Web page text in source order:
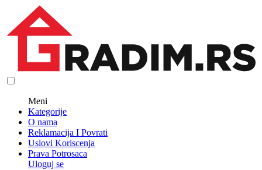
Meni
Kategorije
O nama
Reklamacija I Povrati
Uslovi Koriscenja
Prava Potrosaca
Uloguj se